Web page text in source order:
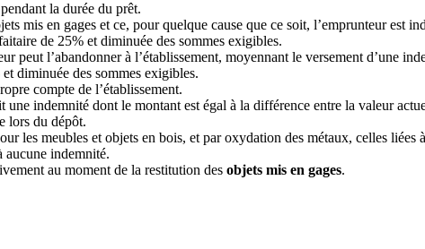
la durée du prêt.
mis en gages et ce, pour quelque cause que ce soit, l’emprunteur est
de 25% et diminuée des sommes exigibles.
peut l’abandonner à l’établissement, moyennant le versement d’une
diminuée des sommes exigibles.
compte de l’établissement.
indemnité dont le montant est égal à la différence entre la valeur
lors du dépôt.
les meubles et objets en bois, et par oxydation des métaux, celles liées
aucune indemnité.
au moment de la restitution des objets mis en gages.